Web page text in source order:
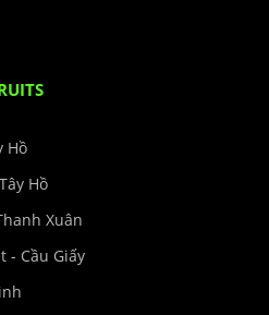
Hồ
Hồ
Xuân
- Cầu Giấy